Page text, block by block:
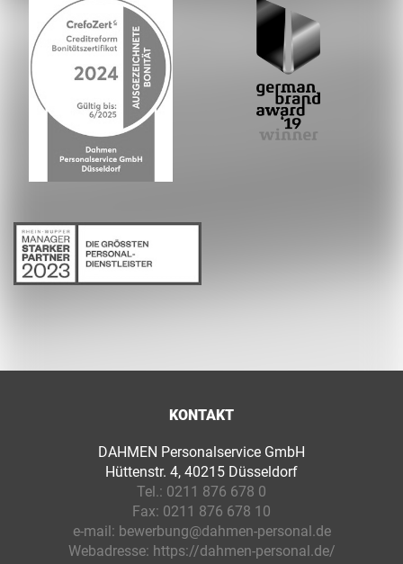
KONTAKT
DAHMEN Personalservice GmbH
Hüttenstr. 4, 40215 Düsseldorf
Tel.: 0211 876 678 0
Fax: 0211 876 678 10
e-mail: bewerbung@dahmen-personal.de
Webadresse: https://dahmen-personal.de/